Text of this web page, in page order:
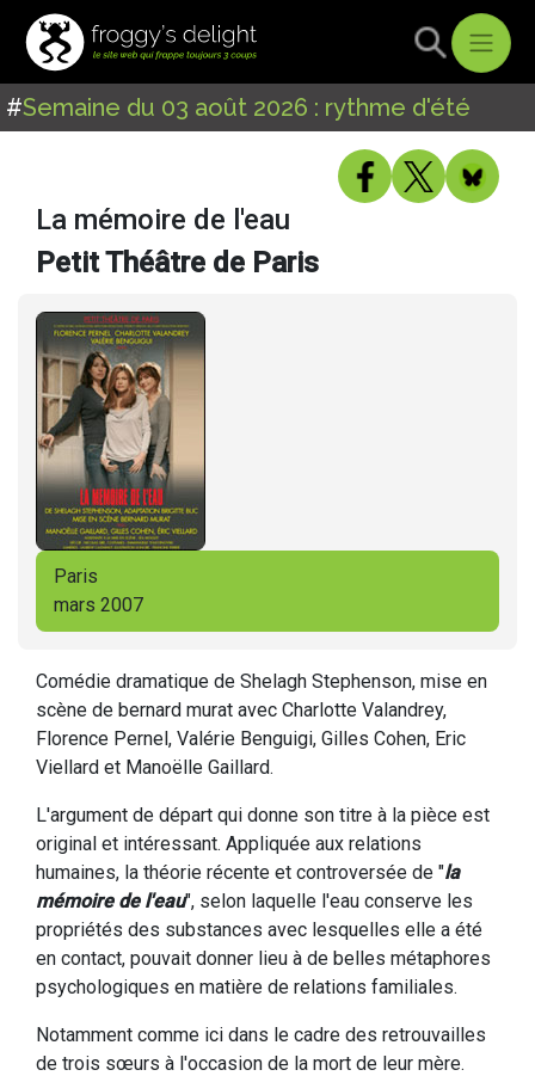
#Semaine du 03 août 2026 : rythme d'été
La mémoire de l'eau
Petit Théâtre de Paris
Paris
mars 2007
Comédie dramatique de Shelagh Stephenson, mise en
scène de bernard murat avec Charlotte Valandrey,
Florence Pernel, Valérie Benguigi, Gilles Cohen, Eric
Viellard et Manoëlle Gaillard.
L'argument de départ qui donne son titre à la pièce est
original et intéressant. Appliquée aux relations
humaines, la théorie récente et controversée de "la
mémoire de l'eau", selon laquelle l'eau conserve les
propriétés des substances avec lesquelles elle a été
en contact, pouvait donner lieu à de belles métaphores
psychologiques en matière de relations familiales.
Notamment comme ici dans le cadre des retrouvailles
de trois sœurs à l'occasion de la mort de leur mère.